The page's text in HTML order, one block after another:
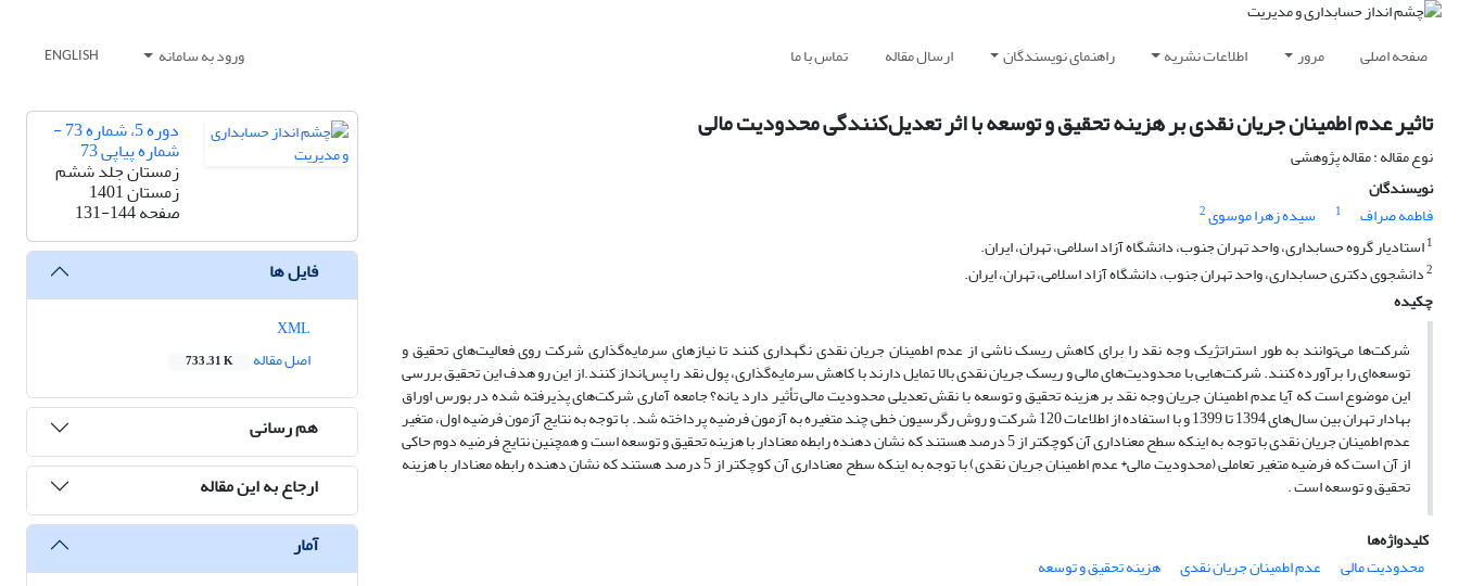
صفحه اصلی مرور اطلاعات نشریه راهنمای نویسندگان ارسال مقاله تماس با ما ورود به سامانه ENGLISH
تاثیر عدم اطمینان جریان نقدی بر هزینه تحقیق و توسعه با اثر تعدیل‌کنندگی محدودیت مالی
نوع مقاله : مقاله پژوهشی
نویسندگان
فاطمه صراف
1 سیده زهرا موسوی2
1استادیار گروه حسابداری، واحد تهران جنوب، دانشگاه آزاد اسلامی، تهران، ایران.
2دانشجوی دکتری حسابداری، واحد تهران جنوب، دانشگاه آزاد اسلامی، تهران، ایران.
چکیده
شرکت‌ها می‌توانند به طور استراتژیک وجه نقد را برای کاهش ریسک ناشی از عدم اطمینان جریان نقدی نگهداری کنند تا نیازهای سرمایه‌گذاری شرکت روی فعالیت‌های تحقیق و
توسعه‌ای را برآورده کنند. شرکت‌هایی با محدودیت‌های مالی و ریسک جریان نقدی بالا تمایل دارند با کاهش سرمایه‌گذاری، پول نقد را پس‌انداز کنند.از این رو هدف این تحقیق بررسی
این موضوع است که آیا عدم اطمینان جریان وجه نقد بر هزینه تحقیق و توسعه با نقش تعدیلی محدودیت مالی تأثیر دارد یانه؟ جامعه آماری شرکت‌های پذیرفته شده در بورس اوراق
بهادار تهران بین سال‌های 1394 تا 1399 و با استفاده از اطلاعات 120 شرکت و روش رگرسیون خطی چند متغیره به آزمون فرضیه پرداخته شد. با توجه به نتایج آزمون فرضیه اول، متغیر
عدم اطمینان جریان نقدی با توجه به اینکه سطح معناداری آن کوچکتر از 5 درصد هستند که نشان دهنده رابطه معنادار با هزینه تحقیق و توسعه است و همچنین نتایج فرضیه دوم حاکی
از آن است که فرضیه متغیر تعاملی (محدودیت مالی* عدم اطمینان جریان نقدی) با توجه به اینکه سطح معناداری آن کوچکتر از 5 درصد هستند که نشان دهنده رابطه معنادار با هزینه
تحقیق و توسعه است .
کلیدواژه‌ها
محدودیت مالی
عدم اطمینان جریان نقدی هزینه تحقیق و توسعه
دوره 5، شماره 73 -
شماره پیاپی 73
زمستان جلد ششم
زمستان 1401
صفحه131-144
فایل ها
اصل مقاله
733.31 K
هم رسانی
ارجاع به این مقاله
آمار